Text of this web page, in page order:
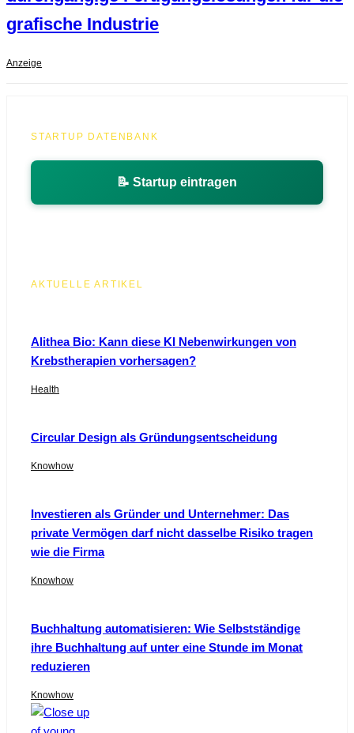
grafische Industrie
Anzeige
STARTUP DATENBANK
📝 Startup eintragen
AKTUELLE ARTIKEL
Alithea Bio: Kann diese KI Nebenwirkungen von
Krebstherapien vorhersagen?
Health
Circular Design als Gründungsentscheidung
Knowhow
Investieren als Gründer und Unternehmer: Das
private Vermögen darf nicht dasselbe Risiko tragen
wie die Firma
Knowhow
Buchhaltung automatisieren: Wie Selbstständige
ihre Buchhaltung auf unter eine Stunde im Monat
reduzieren
Knowhow